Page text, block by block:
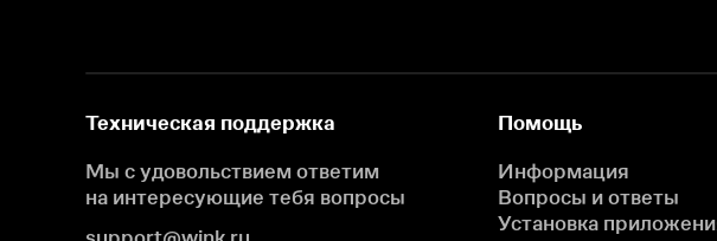
Техническая поддержка
Мы с удовольствием ответим
на интересующие тебя вопросы
Помощь
Информация
Вопросы и ответы
Установка